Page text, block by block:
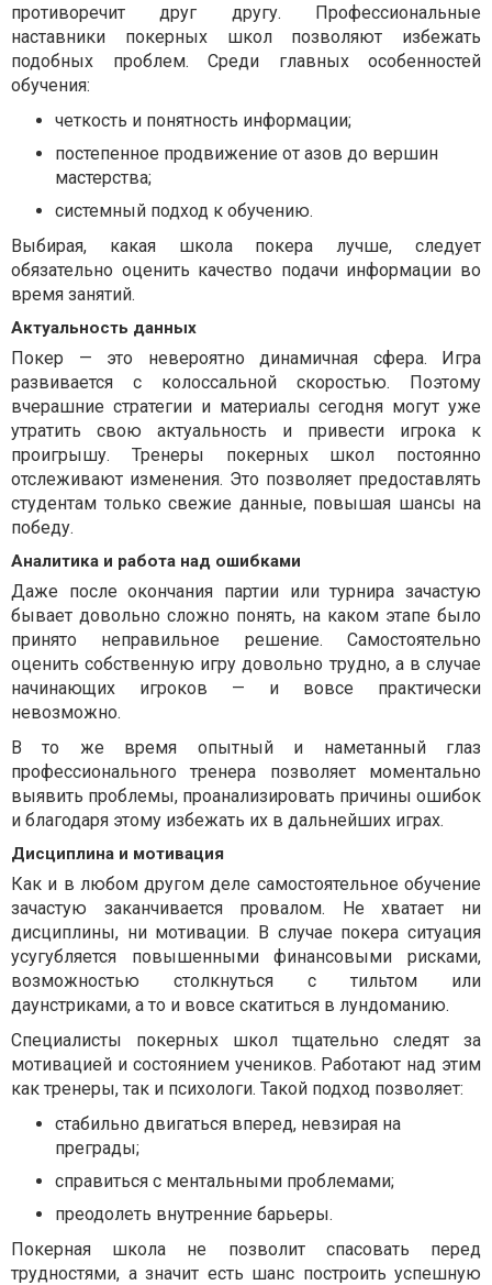
противоречит друг другу. Профессиональные
наставники покерных школ позволяют избежать
подобных проблем. Среди главных особенностей
обучения:
четкость и понятность информации;
постепенное продвижение от азов до вершин
мастерства;
системный подход к обучению.
Выбирая, какая школа покера лучше, следует
обязательно оценить качество подачи информации во
время занятий.
Актуальность данных
Покер — это невероятно динамичная сфера. Игра
развивается с колоссальной скоростью. Поэтому
вчерашние стратегии и материалы сегодня могут уже
утратить свою актуальность и привести игрока к
проигрышу. Тренеры покерных школ постоянно
отслеживают изменения. Это позволяет предоставлять
студентам только свежие данные, повышая шансы на
победу.
Аналитика и работа над ошибками
Даже после окончания партии или турнира зачастую
бывает довольно сложно понять, на каком этапе было
принято неправильное решение. Самостоятельно
оценить собственную игру довольно трудно, а в случае
начинающих игроков — и вовсе практически
невозможно.
В то же время опытный и наметанный глаз
профессионального тренера позволяет моментально
выявить проблемы, проанализировать причины ошибок
и благодаря этому избежать их в дальнейших играх.
Дисциплина и мотивация
Как и в любом другом деле самостоятельное обучение
зачастую заканчивается провалом. Не хватает ни
дисциплины, ни мотивации. В случае покера ситуация
усугубляется повышенными финансовыми рисками,
возможностью столкнуться с тильтом или
даунстриками, а то и вовсе скатиться в лундоманию.
Специалисты покерных школ тщательно следят за
мотивацией и состоянием учеников. Работают над этим
как тренеры, так и психологи. Такой подход позволяет:
стабильно двигаться вперед, невзирая на
преграды;
справиться с ментальными проблемами;
преодолеть внутренние барьеры.
Покерная школа не позволит спасовать перед
трудностями, а значит есть шанс построить успешную